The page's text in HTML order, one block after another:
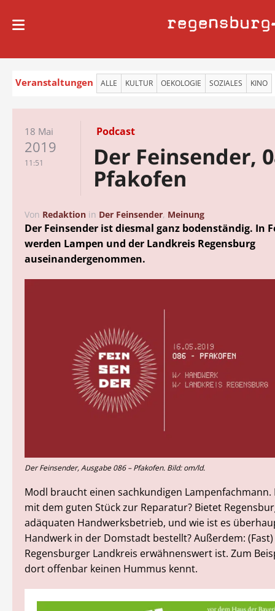
regensburg
Veranstaltungen ALLE KULTUR OEKOLOGIE SOZIALES KINO
18 Mai
2019
11:51
Podcast
Der Feinsender,
Pfakofen
Von Redaktion in Der Feinsender, Meinung
Der Feinsender ist diesmal ganz bodenständig. In
werden Lampen und der Landkreis Regensburg
auseinandergenommen.
Der Feinsender, Ausgabe 086 – Pfakofen. Bild: om/ld.
Modl braucht einen sachkundigen Lampenfachmann.
mit dem guten Stück zur Reparatur? Bietet
adäquaten Handwerksbetrieb, und wie ist es
Handwerk in der Domstadt bestellt? Außerdem: (Fast)
Regensburger Landkreis erwähnenswert ist. Zum
dort offenbar keinen Hummus kennt.